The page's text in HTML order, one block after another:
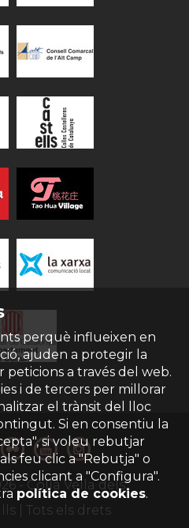
perquè influeixen en
ajuden a protegir la
a través del web.
i de tercers per millorar
el trànsit del lloc
Si en consentiu la
si voleu rebutjar
feu clic a "Rebutja" o
clicant a "Configura".
política de cookies.
- Colla Vella dels
| Tots els drets